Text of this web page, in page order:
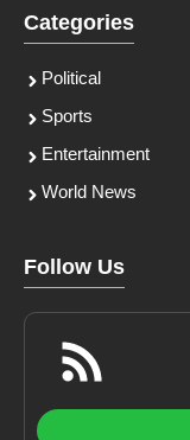
Categories
Political
Sports
Entertainment
World News
Follow Us